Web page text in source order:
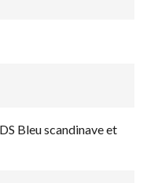
Bleu scandinave et